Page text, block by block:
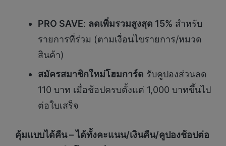
PRO SAVE: ลดเพิ่มรวมสูงสุด 15% สำหรับ
รายการที่ร่วม (ตามเงื่อนไขรายการ/หมวด
สินค้า)
สมัครสมาชิกใหม่โฮมการ์ด รับคูปองส่วนลด
110 บาท เมื่อช้อปครบตั้งแต่ 1,000 บาทขึ้นไป
ต่อใบเสร็จ
คุ้มแบบได้คืน – ได้ทั้งคะแนน/เงินคืน/คูปองช้อปต่อ